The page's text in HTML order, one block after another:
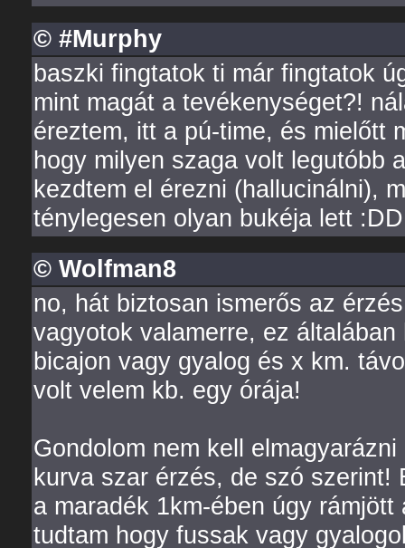
© #Murphy
baszki fingtatok ti már fingtatok
mint magát a tevékenységet?!
éreztem, itt a pú-time, és mielőtt
hogy milyen szaga volt legutóbb
kezdtem el érezni (hallucinálni),
ténylegesen olyan bukéja lett
© Wolfman8
no, hát biztosan ismerős az
vagyotok valamerre, ez
bicajon vagy gyalog és x km.
volt velem kb. egy órája!
Gondolom nem kell
kurva szar érzés, de szó szerint!
a maradék 1km-ében úgy
tudtam hogy fussak vagy